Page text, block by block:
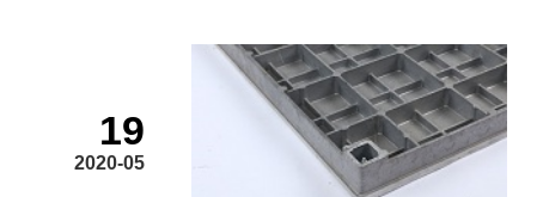
19
2020-05